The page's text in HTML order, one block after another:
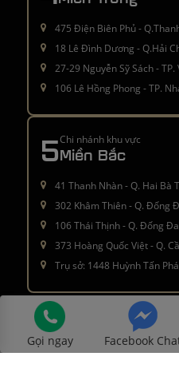
Gọi ngay Facebook
475 Điện Biên Phủ -
18 Lê Đình Dương - Q.Hải
27-29 Nguyễn Sỹ Sách - TP.
106 Lê Hồng Phong - TP.
5Chi nhánh khu vực
Miền Bắc
41 Thanh Nhàn - Q. Hai Bà
302 Khâm Thiên - Q. Đống
106 Thái Thịnh - Q. Đống
373 Hoàng Quốc Việt - Q.
Trụ sở: 1448 Huỳnh Tấn
Â© 2016 - 2021